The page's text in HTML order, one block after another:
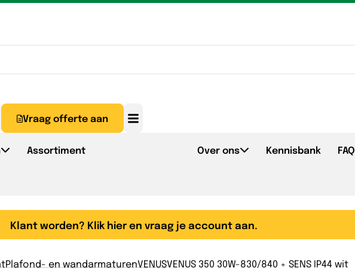
Vraag offerte aan
Assortiment Over ons Kennisbank FAQ
Klant worden? Klik hier en vraag je account aan.
Plafond- en wandarmaturenVENUSVENUS 350 30W-830/840 + SENS IP44 wit